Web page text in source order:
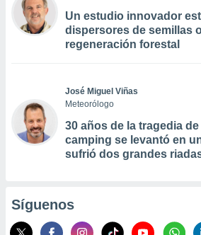
Un estudio innovador
dispersores de semillas
regeneración forestal
José Miguel Viñas
Meteorólogo
30 años de la tragedia de
camping se levantó en
sufrió dos grandes
Síguenos